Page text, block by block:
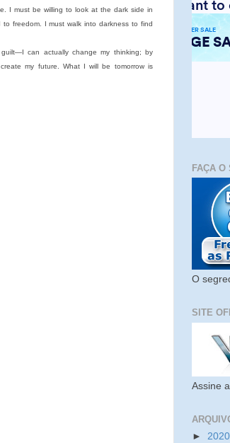
I must be willing to look at the dark side in
freedom. I must walk into darkness to find
can actually change my thinking; by
my future. What I will be tomorrow is
FAÇA O
O
SITE
Assine
► 2020